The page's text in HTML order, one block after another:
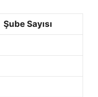
Şube Sayısı